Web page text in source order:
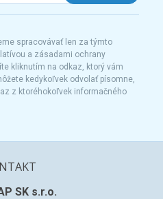
spracovávať len za týmto
a zásadami ochrany
kliknutím na odkaz, ktorý vám
kedykoľvek odvolať písomne,
z ktoréhokoľvek informačného
SK s.r.o.